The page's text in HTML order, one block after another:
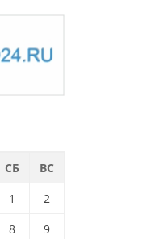
СБ
ВС
1
2
8
9